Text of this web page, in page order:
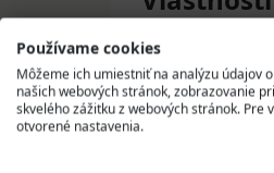
(1)
Značka
Používame cookies
Môžeme ich umiestniť na analýzu údajov
našich webových stránok, zobrazovanie
skvelého zážitku z webových stránok.
otvorené nastavenia.